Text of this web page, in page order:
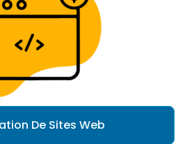
De Sites Web